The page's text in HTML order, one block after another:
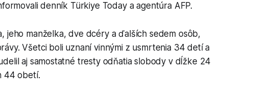
denník Türkiye Today a agentúra AFP.
jeho manželka, dve dcéry a ďalších sedem osôb,
Všetci boli uznaní vinnými z usmrtenia 34 detí a
aj samostatné tresty odňatia slobody v dĺžke 24
44 obetí.